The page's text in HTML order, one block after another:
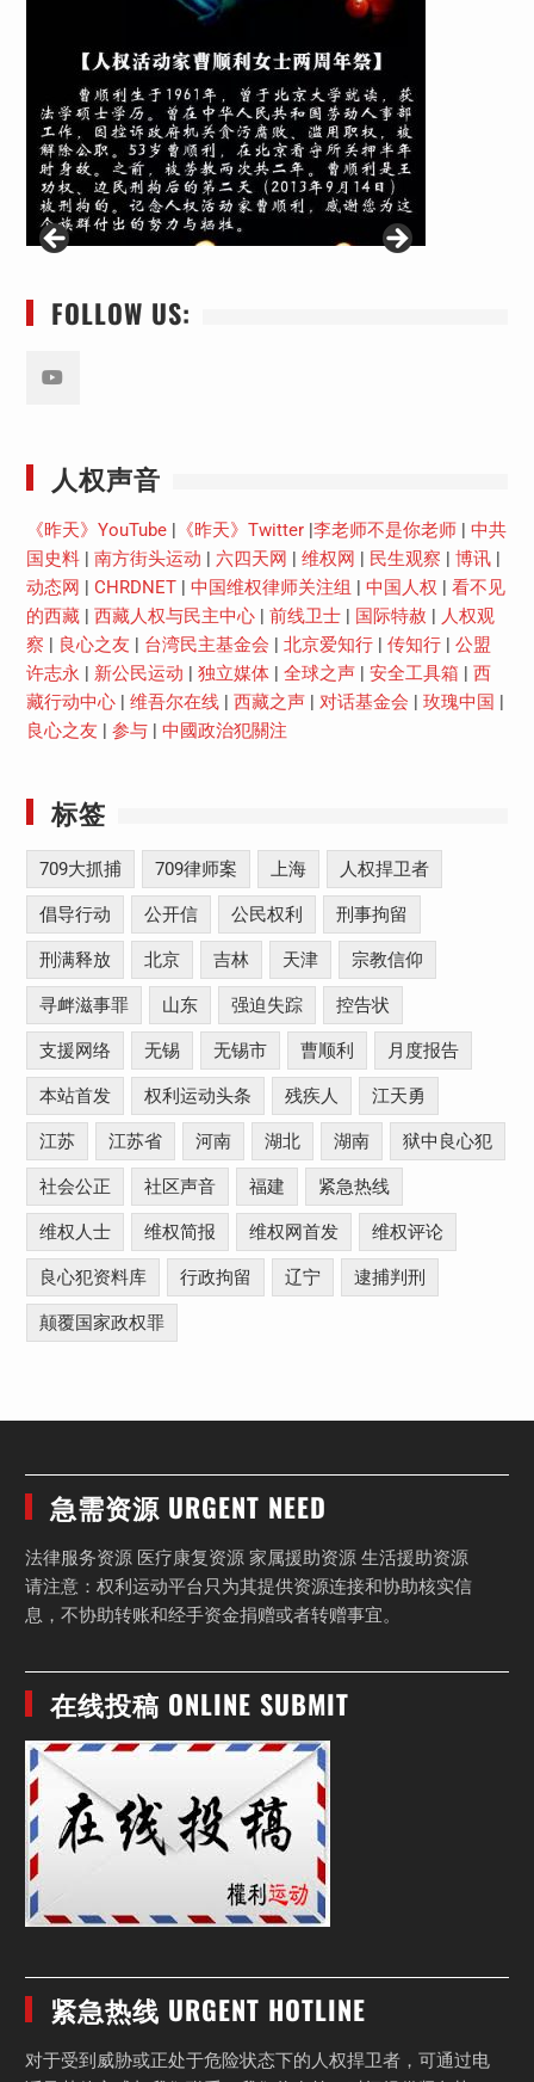
FOLLOW US:
人权声音
《昨天》YouTube| 《昨天》Twitter| 李老师不是你老师| 中共
国史料| 南方街头运动 六四天网 维权网 民生观察 博讯|
动态网
CHRDNET| 中国维权律师关注组 中国人权
看不见
的西藏| 西藏人权与民主中心| 前线卫士| 国际特赦
人权观
察
良心之友 台湾民主基金会 北京爱知行| 传知行| 公盟
许志永
新公民运动 独立媒体| 全球之声| 安全工具箱
西
藏行动中心| 维吾尔在线| 西藏之声| 对话基金会 玫瑰中国
良心之友
参与| 中國政治犯關注
标签
709大抓捕 709律师案 上海 人权捍卫者
倡导行动 公开信 公民权利 刑事拘留
刑满释放 北京 吉林 天津 宗教信仰
寻衅滋事罪 山东 强迫失踪 控告状
支援网络 无锡 无锡市 曹顺利 月度报告
本站首发 权利运动头条 残疾人 江天勇
江苏 江苏省 河南 湖北 湖南 狱中良心犯
社会公正 社区声音 福建 紧急热线
维权人士 维权简报 维权网首发 维权评论
良心犯资料库 行政拘留 辽宁 逮捕判刑
颠覆国家政权罪
急需资源 URGENT NEED
法律服务资源 医疗康复资源 家属援助资源 生活援助资源
请注意：权利运动平台只为其提供资源连接和协助核实信
息，不协助转账和经手资金捐赠或者转赠事宜。
在线投稿 ONLINE SUBMIT
紧急热线 URGENT HOTLINE
对于受到威胁或正处于危险状态下的人权捍卫者，可通过电